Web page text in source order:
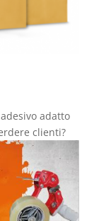
adatto
clienti?